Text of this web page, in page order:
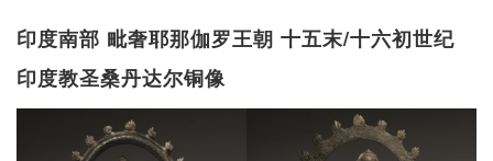
印度南部 毗奢耶那伽罗王朝 十五末/十六初世纪
印度教圣桑丹达尔铜像